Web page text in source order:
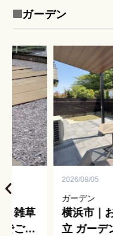
ガーデン
！雑草
ご紹
2026/08/05
ガーデン
横浜市｜
立 ガーデ